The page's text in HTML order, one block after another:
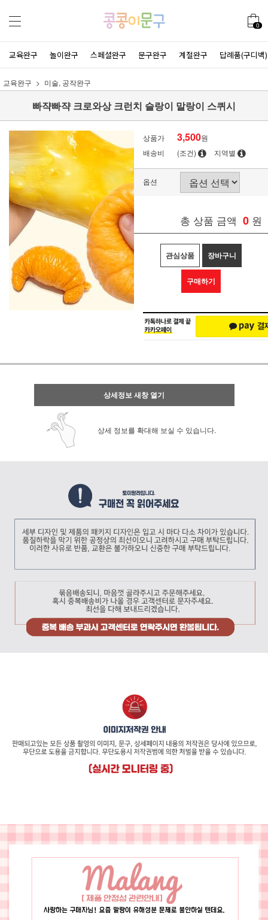
0
교육완구 놀이완구 스페셜완구 문구완구 계절완구 답례품(구디백)
교육완구 미술, 공작완구
빠쟉빠쟉 크로와상 크런치 슬랑이 말랑이 스퀴시
상품가 3,500원
배송비
(조건) 지역별
옵션
총 상품 금액 0 원
관심상품 장바구니
구매하기
상세정보 새창 열기
상세 정보를 확대해 보실 수 있습니다.